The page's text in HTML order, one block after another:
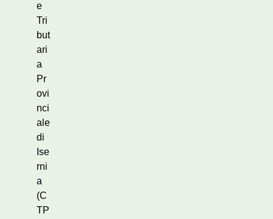
e
Tri
but
ari
a
Pr
ovi
nci
ale
di
Ise
rni
a
(C
TP